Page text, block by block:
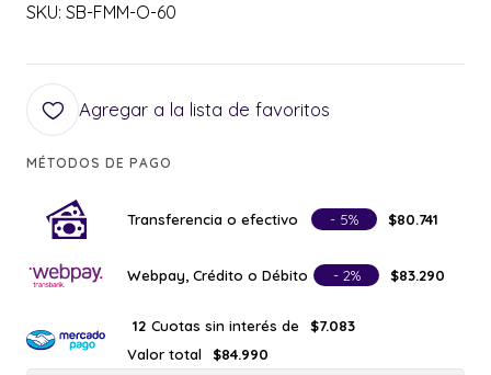
SKU: SB-FMM-O-60
Agregar a la lista de favoritos
MÉTODOS DE PAGO
Transferencia o efectivo - 5% $80.741
Webpay, Crédito o Débito - 2% $83.290
12 Cuotas sin interés de
$7.083
Valor total
$84.990